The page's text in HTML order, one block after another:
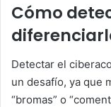
Cómo
Detectar el
un desafío, ya que
“bromas” o